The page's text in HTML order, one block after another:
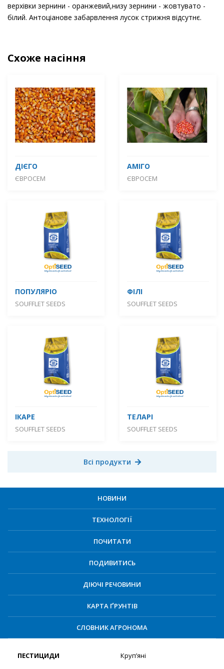
верхівки зернини - оранжевий,низу зернини - жовтувато -
білий. Антоціанове забарвлення лусок стрижня відсутнє.
Схоже насіння
ДІЄГО
ЄВРОСЕМ
АМІГО
ЄВРОСЕМ
ПОПУЛЯРІО
SOUFFLET SEEDS
ФІЛІ
SOUFFLET SEEDS
ІКАРЕ
SOUFFLET SEEDS
ТЕЛАРІ
SOUFFLET SEEDS
Всі продукти
НОВИНИ
ТЕХНОЛОГІЇ
ПОЧИТАТИ
ПОДИВИТИСЬ
ДІЮЧІ РЕЧОВИНИ
КАРТА ҐРУНТІВ
СЛОВНИК АГРОНОМА
ПЕСТИЦИДИ Круп’яні